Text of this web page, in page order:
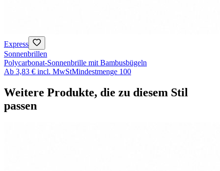
Express
Sonnenbrillen
Polycarbonat-Sonnenbrille mit Bambusbügeln
Ab 3,83 € incl. MwStMindestmenge 100
Weitere Produkte, die zu diesem Stil
passen